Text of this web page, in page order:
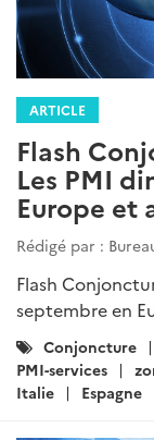
ARTICLE
Flash
Les PMI
Europe et
Rédigé par :
Flash
septembre en
Catégories
:
Conjoncture
PMI-services
Italie
Espagne